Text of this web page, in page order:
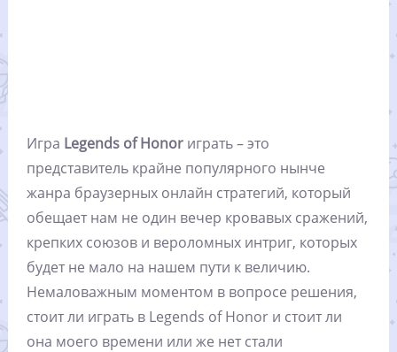
Игра Legends of Honor играть – это
представитель крайне популярного нынче
жанра браузерных онлайн стратегий, который
обещает нам не один вечер кровавых сражений,
крепких союзов и вероломных интриг, которых
будет не мало на нашем пути к величию.
Немаловажным моментом в вопросе решения,
стоит ли играть в Legends of Honor и стоит ли
она моего времени или же нет стали